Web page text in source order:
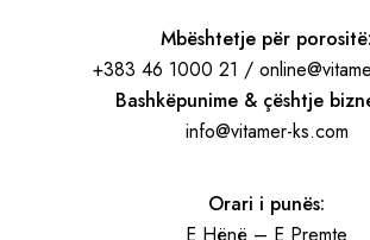
Mbështetje për porositë:
+383 46 1000 21 /
Bashkëpunime & çështje
info@vitamer-ks.com
Orari i punës: